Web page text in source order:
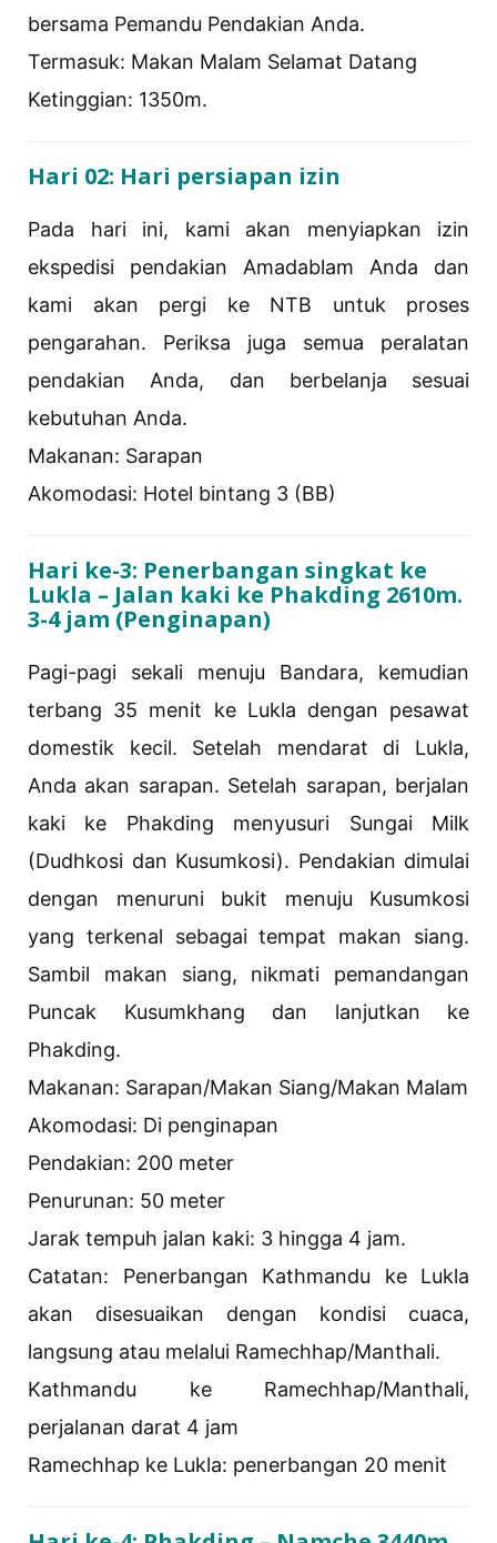
bersama Pemandu Pendakian Anda.
Termasuk: Makan Malam Selamat Datang
Ketinggian: 1350m.
Hari 02: Hari persiapan izin
Pada hari ini, kami akan menyiapkan izin
ekspedisi pendakian Amadablam Anda dan
kami akan pergi ke NTB untuk proses
pengarahan. Periksa juga semua peralatan
pendakian Anda, dan berbelanja sesuai
kebutuhan Anda.
Makanan: Sarapan
Akomodasi: Hotel bintang 3 (BB)
Hari ke-3: Penerbangan singkat ke
Lukla – Jalan kaki ke Phakding 2610m.
3-4 jam (Penginapan)
Pagi-pagi sekali menuju Bandara, kemudian
terbang 35 menit ke Lukla dengan pesawat
domestik kecil. Setelah mendarat di Lukla,
Anda akan sarapan. Setelah sarapan, berjalan
kaki ke Phakding menyusuri Sungai Milk
(Dudhkosi dan Kusumkosi). Pendakian dimulai
dengan menuruni bukit menuju Kusumkosi
yang terkenal sebagai tempat makan siang.
Sambil makan siang, nikmati pemandangan
Puncak Kusumkhang dan lanjutkan ke
Phakding.
Makanan: Sarapan/Makan Siang/Makan Malam
Akomodasi: Di ​​penginapan
Pendakian: 200 meter
Penurunan: 50 meter
Jarak tempuh jalan kaki: 3 hingga 4 jam.
Catatan: Penerbangan Kathmandu ke Lukla
akan disesuaikan dengan kondisi cuaca,
langsung atau melalui Ramechhap/Manthali.
Kathmandu ke Ramechhap/Manthali,
perjalanan darat 4 jam
Ramechhap ke Lukla: penerbangan 20 menit